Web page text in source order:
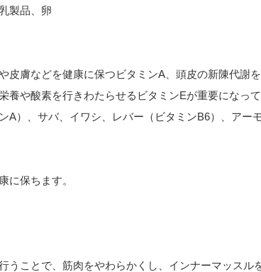
製品、卵
皮膚などを健康に保つビタミンA、頭皮の新陳代謝
養や酸素を行きわたらせるビタミンEが重要になって
A）、サバ、イワシ、レバー（ビタミンB6）、アー
に保ちます。
うことで、筋肉をやわらかくし、インナーマッスル